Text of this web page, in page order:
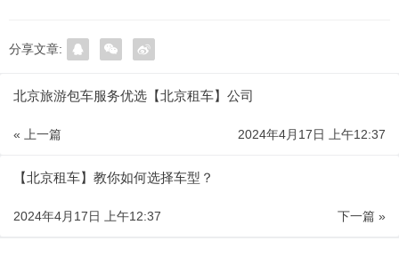
分享文章:
北京旅游包车服务优选【北京租车】公司
« 上一篇 2024年4月17日 上午12:37
【北京租车】教你如何选择车型？
下一篇 »
2024年4月17日 上午12:37